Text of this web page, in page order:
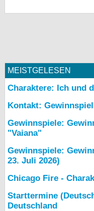
MEISTGELESEN
Charaktere: Ich und
Kontakt: Gewinnspiel
Gewinnspiele:
"Vaiana"
Gewinnspiele:
23. Juli 2026)
Chicago Fire -
Starttermine
Deutschland